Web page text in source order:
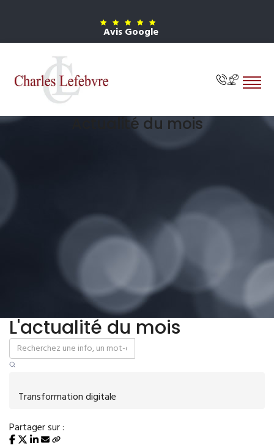
Avis Google
Actualité du mois
L'actualité du mois
Transformation digitale
Partager sur :